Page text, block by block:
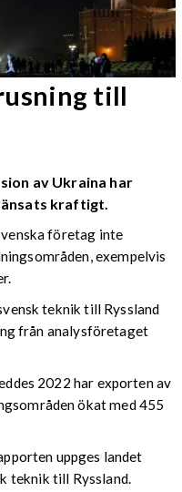
till
av Ukraina har
kraftigt.
företag inte
exempelvis
teknik till Ryssland
från analysföretaget
2022 har exporten av
ökat med 455
uppges landet
teknik till Ryssland.